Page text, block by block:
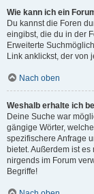
Wie kann ich ein
Du kannst die Foren
eingibst, die du in der
Erweiterte
Link anklickst, der von
Nach oben
Weshalb erhalte ich
Deine Suche war
gängige Wörter,
spezifischere Anfrage
bietet. Außerdem ist
nirgends im Forum
Begriffe!